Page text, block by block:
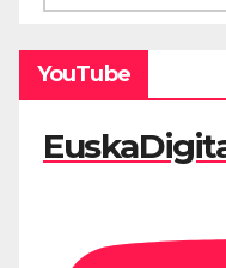
YouTube